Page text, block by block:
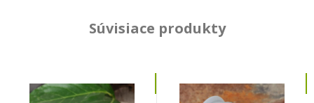
Súvisiace produkty